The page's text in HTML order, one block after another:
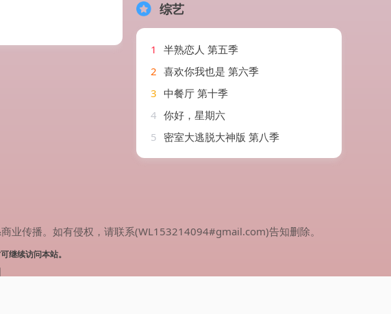
综艺
1
半熟恋人 第五季
2 喜欢你我也是 第六季
3 中餐厅 第十季
4 你好，星期六
5 密室大逃脱大神版 第八季
业传播。如有侵权，请联系(WL153214094#gmail.com)告知删除。
继续访问本站。